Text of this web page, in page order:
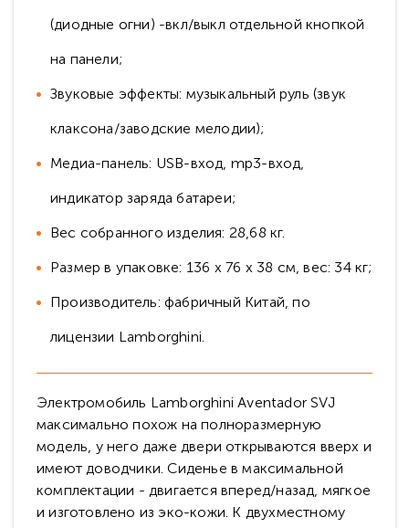
(диодные огни) -вкл/выкл отдельной кнопкой
на панели;
Звуковые эффекты: музыкальный руль (звук
клаксона/заводские мелодии);
Медиа-панель: USB-вход, mp3-вход,
индикатор заряда батареи;
Вес собранного изделия: 28,68 кг.
Размер в упаковке: 136 х 76 х 38 см, вес: 34 кг;
Производитель: фабричный Китай, по
лицензии Lamborghini.
Электромобиль Lamborghini Aventador SVJ
максимально похож на полноразмерную
модель, у него даже двери открываются вверх и
имеют доводчики. Сиденье в максимальной
комплектации - двигается вперед/назад, мягкое
и изготовлено из эко-кожи. К двухместному